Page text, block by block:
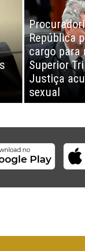
BRASIL
República
cargo para
Superior
Justiça
sexual